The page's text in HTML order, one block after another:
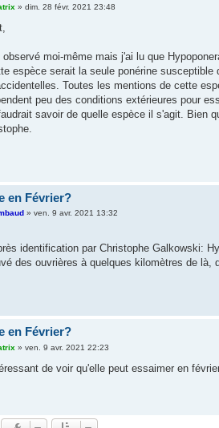
» dim. 28 févr. 2021 23:48
moi-même mais j'ai lu que
espèce serait la seule ponérine
Toutes les mentions de cette
peu des conditions extérieures pour
savoir de quelle espèce il s'agit. Bien
en Février?
» ven. 9 avr. 2021 13:32
identification par Christophe Galkowski:
des ouvrières à quelques kilomètres de là,
en Février?
» ven. 9 avr. 2021 22:23
de voir qu'elle peut essaimer en